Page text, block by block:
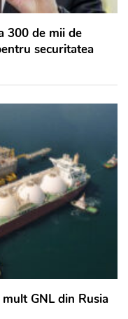
300 de mii de
securitatea
GNL din Rusia